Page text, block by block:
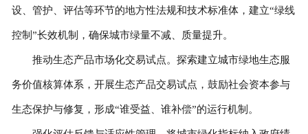
设、管护、评估等环节的地方性法规和技术标准体，建立“绿线
控制”长效机制，确保城市绿量不减、质量提升。
推动生态产品市场化交易试点。探索建立城市绿地生态服
务价值核算体系，开展生态产品交易试点，鼓励社会资本参与
生态保护与修复，形成“谁受益、谁补偿”的运行机制。